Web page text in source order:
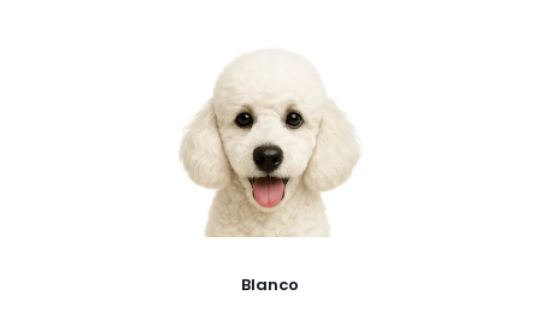
Blanco